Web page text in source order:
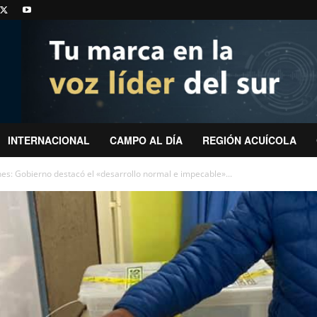
INTERNACIONAL CAMPO AL DÍA REGIÓN ACUÍCOLA
Gobierno destacó el «desarrollo normal e impecable»...